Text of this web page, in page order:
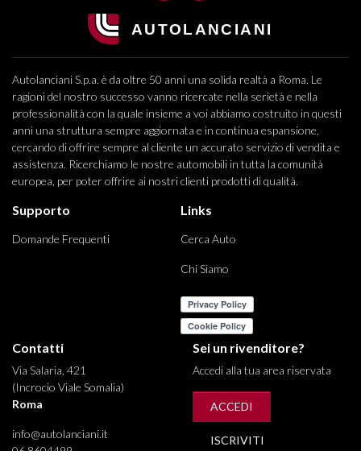
Autolanciani S.p.a. è da oltre 50 anni una solida realtà a Roma. Le
ragioni del nostro successo vanno ricercate nella serietà e nella
professionalità con la quale insieme a voi abbiamo costruito in questi
anni una struttura sempre aggiornata e in continua espansione,
cercando di offrire sempre al cliente un accurato servizio di vendita e
assistenza. Ricerchiamo le nostre automobili in tutta la comunità
europea, per poter offrire ai nostri clienti prodotti di qualità.
Supporto
Domande Frequenti
Links
Cerca Auto
Chi Siamo
Contatti
Via Salaria, 421
(Incrocio Viale Somalia)
Roma
info@autolanciani.it
Sei un rivenditore?
Accedi alla tua area riservata
ACCEDI
ISCRIVITI